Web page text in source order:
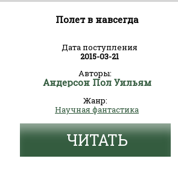
Полет в навсегда
Дата поступления
2015-03-21
Авторы:
Андерсон Пол Уильям
Жанр:
Научная фантастика
ЧИТАТЬ